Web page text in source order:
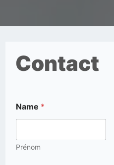
Contact
Name *
Prénom